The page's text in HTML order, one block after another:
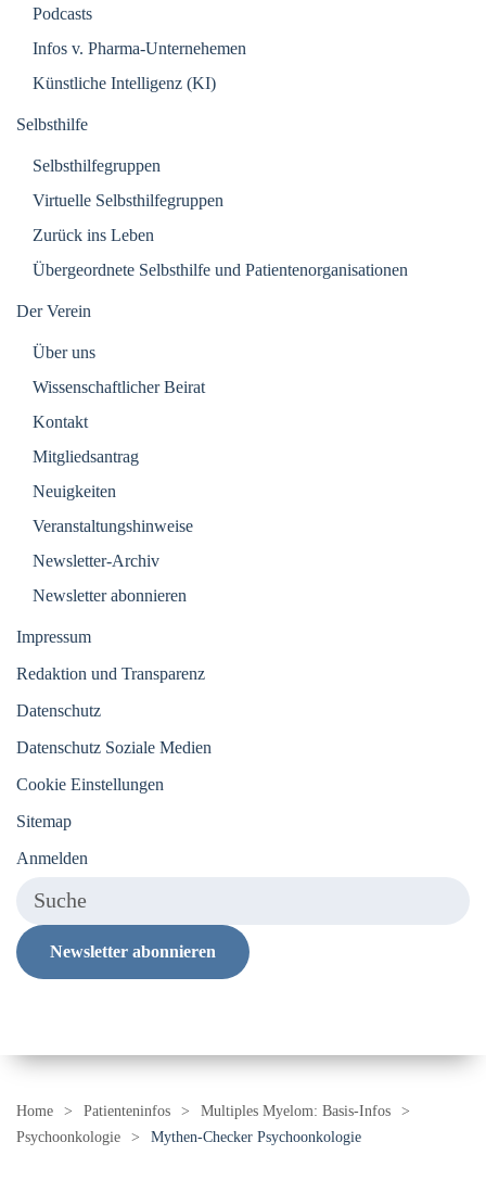
Podcasts
Infos v. Pharma-Unternehemen
Künstliche Intelligenz (KI)
Selbsthilfe
Selbsthilfegruppen
Virtuelle Selbsthilfegruppen
Zurück ins Leben
Übergeordnete Selbsthilfe und Patientenorganisationen
Der Verein
Über uns
Wissenschaftlicher Beirat
Kontakt
Mitgliedsantrag
Neuigkeiten
Veranstaltungshinweise
Newsletter-Archiv
Newsletter abonnieren
Impressum
Redaktion und Transparenz
Datenschutz
Datenschutz Soziale Medien
Cookie Einstellungen
Sitemap
Anmelden
Newsletter abonnieren
Home Patienteninfos
Multiples Myelom: Basis-Infos
Psychoonkologie
Mythen-Checker Psychoonkologie